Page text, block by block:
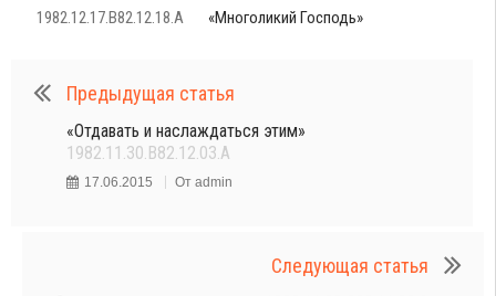
1982.12.17.B82.12.18.A
«Многоликий Господь»
Предыдущая статья
«Отдавать и наслаждаться этим»
1982.11.30.B82.12.03.A
17.06.2015 От admin
Следующая статья